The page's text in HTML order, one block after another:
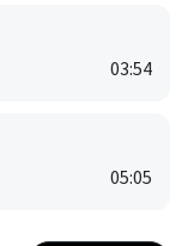
03:54
05:05